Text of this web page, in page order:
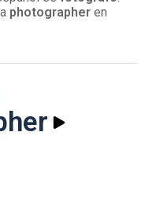
photographer en